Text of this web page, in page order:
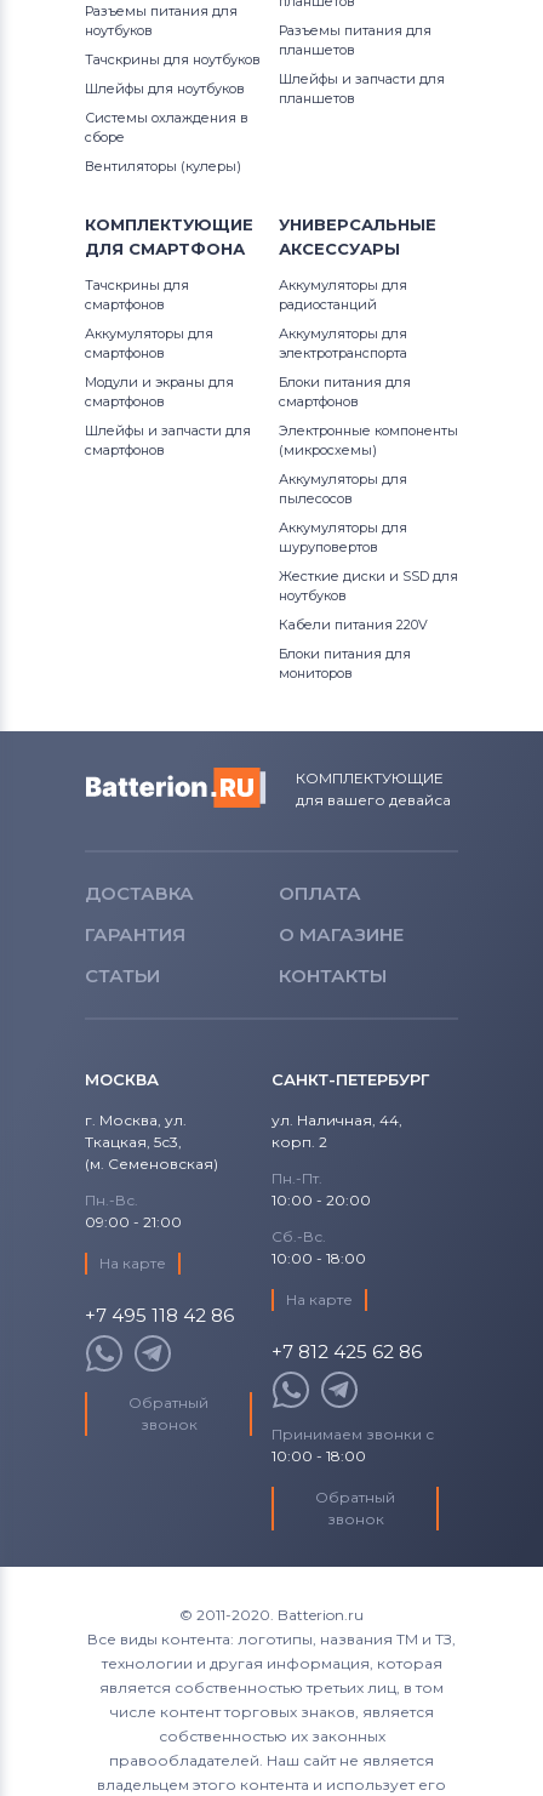
Разъемы питания для
ноутбуков
Тачскрины для ноутбуков
Шлейфы для ноутбуков
Системы охлаждения в
сборе
Вентиляторы (кулеры)
Разъемы питания для
планшетов
Шлейфы и запчасти для
планшетов
КОМПЛЕКТУЮЩИЕ
ДЛЯ СМАРТФОНА
Тачскрины для
смартфонов
Аккумуляторы для
смартфонов
Модули и экраны для
смартфонов
Шлейфы и запчасти для
смартфонов
УНИВЕРСАЛЬНЫЕ
АКСЕССУАРЫ
Аккумуляторы для
радиостанций
Аккумуляторы для
электротранспорта
Блоки питания для
смартфонов
Электронные компоненты
(микросхемы)
Аккумуляторы для
пылесосов
Аккумуляторы для
шуруповертов
Жесткие диски и SSD для
ноутбуков
Кабели питания 220V
Блоки питания для
мониторов
КОМПЛЕКТУЮЩИЕ
для вашего девайса
ДОСТАВКА
ОПЛАТА
ГАРАНТИЯ
О МАГАЗИНЕ
СТАТЬИ
КОНТАКТЫ
МОСКВА
г. Москва, ул.
Ткацкая, 5с3,
(м. Семеновская)
Пн.-Вс.
09:00 - 21:00
На карте
+7 495 118 42 86
Обратный
звонок
САНКТ-ПЕТЕРБУРГ
ул. Наличная, 44,
корп. 2
Пн.-Пт.
10:00 - 20:00
Сб.-Вс.
10:00 - 18:00
На карте
+7 812 425 62 86
Принимаем звонки с
10:00 - 18:00
Обратный
звонок
© 2011-2020. Batterion.ru
Все виды контента: логотипы, названия ТМ и ТЗ,
технологии и другая информация, которая
является собственностью третьих лиц, в том
числе контент торговых знаков, является
собственностью их законных
правообладателей. Наш сайт не является
владельцем этого контента и использует его